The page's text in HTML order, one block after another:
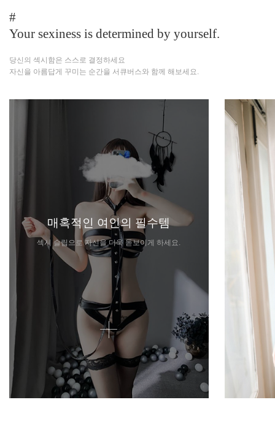
#
Your sexiness is determined by yourself.
당신의 섹시함은 스스로 결정하세요
자신을 아름답게 꾸미는 순간을 서큐버스와 함께 해보세요.
매혹적인 여인의 필수템
섹시 슬립으로 자신을 더욱 돋보이게 하세요.